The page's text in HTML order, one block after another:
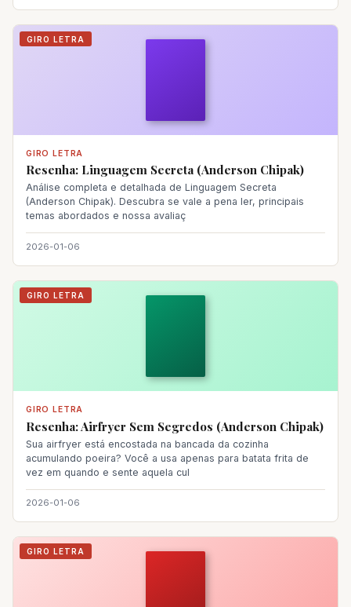
GIRO LETRA
GIRO LETRA
Resenha: Linguagem Secreta (Anderson Chipak)
Análise completa e detalhada de Linguagem Secreta
(Anderson Chipak). Descubra se vale a pena ler, principais
temas abordados e nossa avaliaç
2026-01-06
GIRO LETRA
GIRO LETRA
Resenha: Airfryer Sem Segredos (Anderson Chipak)
Sua airfryer está encostada na bancada da cozinha
acumulando poeira? Você a usa apenas para batata frita de
vez em quando e sente aquela cul
2026-01-06
GIRO LETRA